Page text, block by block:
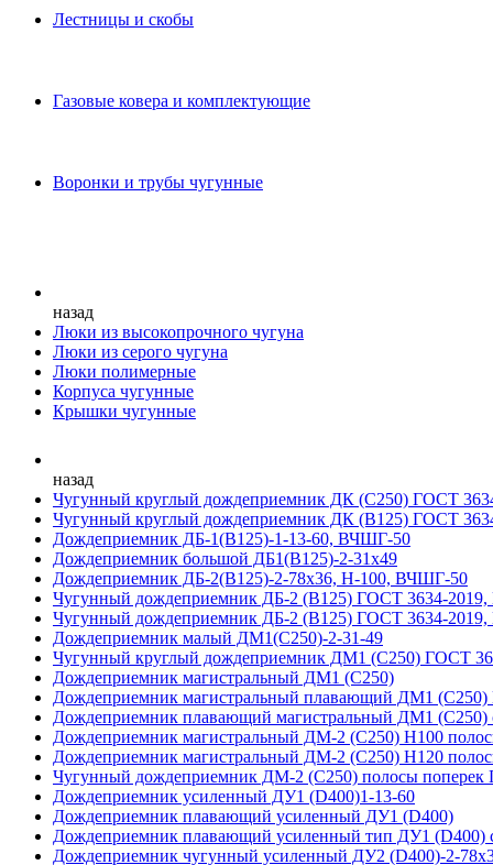
Лестницы и скобы
Газовые ковера и комплектующие
Воронки и трубы чугунные
назад
Люки из высокопрочного чугуна
Люки из серого чугуна
Люки полимерные
Корпуса чугунные
Крышки чугунные
назад
Чугунный круглый дождеприемник ДК (С250) ГОСТ
Чугунный круглый дождеприемник ДК (В125) ГОСТ
Дождеприемник ДБ-1(В125)-1-13-60, ВЧШГ-50
Дождеприемник большой ДБ1(В125)-2-31х49
Дождеприемник ДБ-2(В125)-2-78х36, Н-100, ВЧШГ-50
Чугунный дождеприемник ДБ-2 (B125) ГОСТ 3634-2019,
Чугунный дождеприемник ДБ-2 (B125) ГОСТ 3634-2019,
Дождеприемник малый ДМ1(С250)-2-31-49
Чугунный круглый дождеприемник ДМ1 (С250) ГОСТ
Дождеприемник магистральный ДМ1 (С250)
Дождеприемник магистральный плавающий ДМ1 (С250)
Дождеприемник плавающий магистральный ДМ1 (С250)
Дождеприемник магистральный ДМ-2 (С250) H100
Дождеприемник магистральный ДМ-2 (С250) H120
Чугунный дождеприемник ДМ-2 (C250) полосы поперек
Дождеприемник усиленный ДУ1 (D400)1-13-60
Дождеприемник плавающий усиленный ДУ1 (D400)
Дождеприемник плавающий усиленный тип ДУ1 (D400)
Дождеприемник чугунный усиленный ДУ2 (D400)-2-